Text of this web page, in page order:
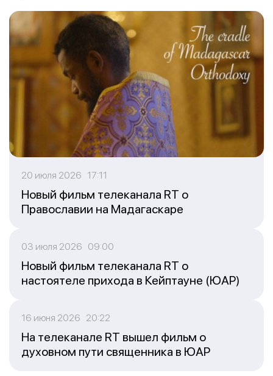
20 июля 2026 17:11
Новый фильм телеканала RT о
Православии на Мадагаскаре
03 июля 2026 09:00
Новый фильм телеканала RT о
настоятеле прихода в Кейптауне (ЮАР)
16 июня 2026 20:22
На телеканале RT вышел фильм о
духовном пути священника в ЮАР